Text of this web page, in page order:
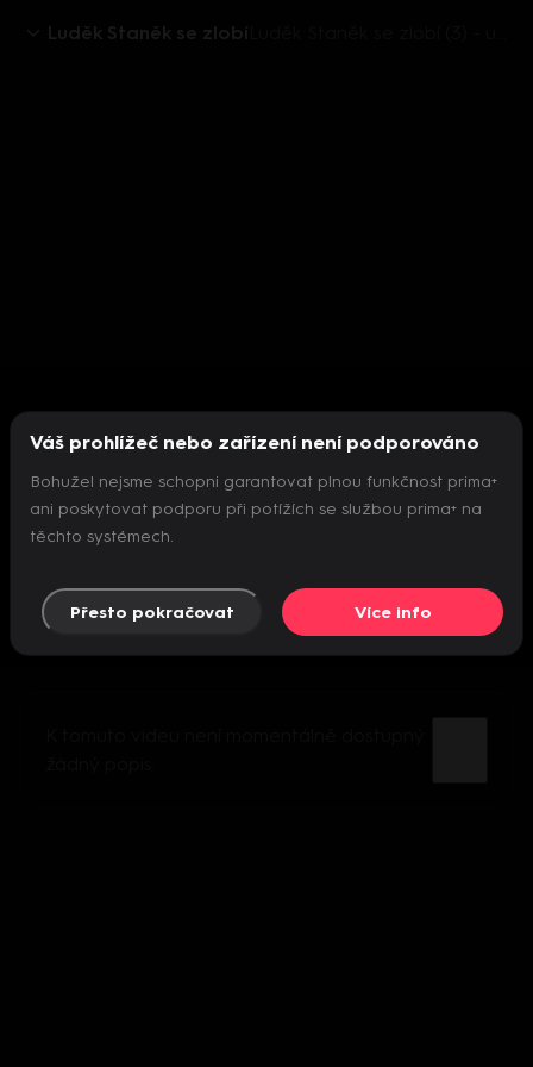
Luděk Staněk se zlobí
Nepodařilo se inicializovat přehrávač
Váš prohlížeč nebo zařízení není podporováno
Bohužel nejsme schopni garantovat plnou funkčnost prima+
ani poskytovat podporu při potížích se službou prima+ na
těchto systémech.
Přesto pokračovat Více info